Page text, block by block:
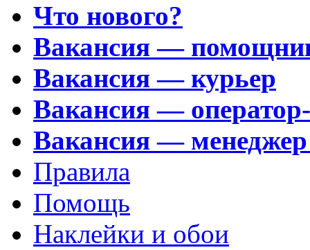
Что нового?
Вакансия —
Вакансия — курьер
Вакансия —
Вакансия —
Правила
Помощь
Наклейки и обои